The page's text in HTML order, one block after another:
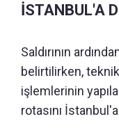
İSTANBUL'A
Saldırının
belirtilirken,
işlemlerinin
rotasını